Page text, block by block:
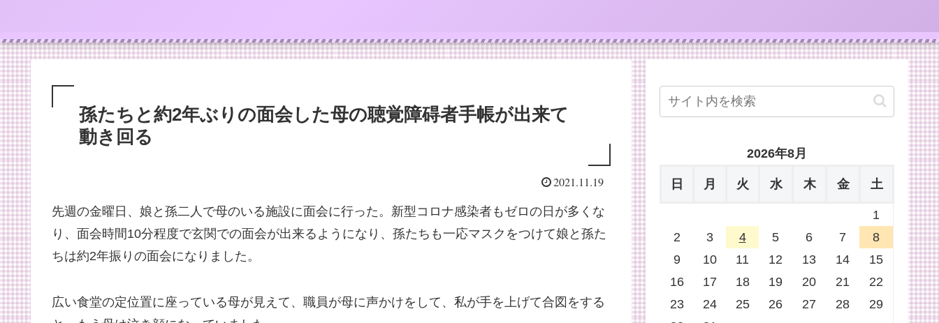
孫たちと約2年ぶりの面会した母の聴覚障碍者手帳が出来て
動き回る
2021.11.19
先週の金曜日、娘と孫二人で母のいる施設に面会に行った。新型コロナ感染者もゼロの日が多くな
り、面会時間10分程度で玄関での面会が出来るようになり、孫たちも一応マスクをつけて娘と孫た
ちは約2年振りの面会になりました。
広い食堂の定位置に座っている母が見えて、職員が母に声かけをして、私が手を上げて合図をする
2026年8月
日 月 火 水 木 金 土
1
2
3 4 5 6 7
8
9
10 11 12 13 14
15
16
17 18 19 20 21
22
23
24 25 26 27 28
29